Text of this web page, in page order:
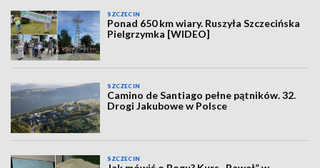
SZCZECIN
Ponad 650 km wiary. Ruszyła Szczecińska
Pielgrzymka [WIDEO]
SZCZECIN
Camino de Santiago pełne pątników. 32.
Drogi Jakubowe w Polsce
SZCZECIN